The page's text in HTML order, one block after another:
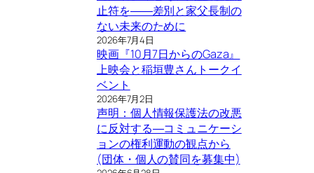
止符を――差別と家父長制の
ない未来のために
2026年7月4日
映画『10月7日からのGaza』
上映会と稲垣豊さんトークイ
ベント
2026年7月2日
声明：個人情報保護法の改悪
に反対する―コミュニケーシ
ョンの権利運動の観点から
(団体・個人の賛同を募集中)